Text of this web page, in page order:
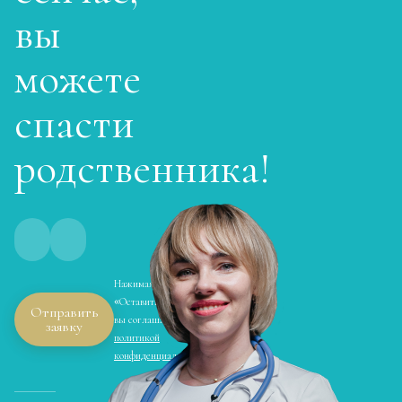
Кодирование препаратом Тетлонг 250
от 5 000 ₽
Кодирование с провокацией
от 4 500 ₽
от 6 000 ₽
Кодирование тройной блок
Записаться
вы
можете
спасти
родственника!
Отправить
заявку
Нажимая кнопку
«Оставить заявку»,
вы соглашаетесь с
политикой
конфиденциальности